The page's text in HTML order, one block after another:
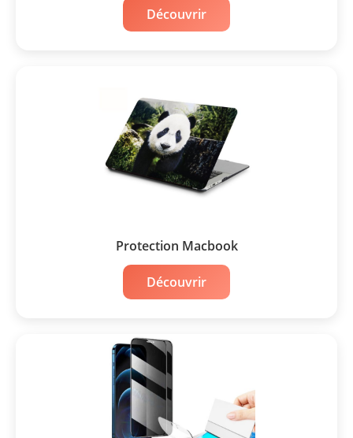
Découvrir
Protection Macbook
Découvrir